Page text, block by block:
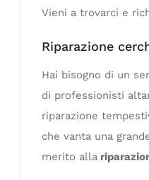
Vieni a trovarci e
Riparazione
Hai bisogno di un
di professionisti
riparazione
che vanta una
merito alla